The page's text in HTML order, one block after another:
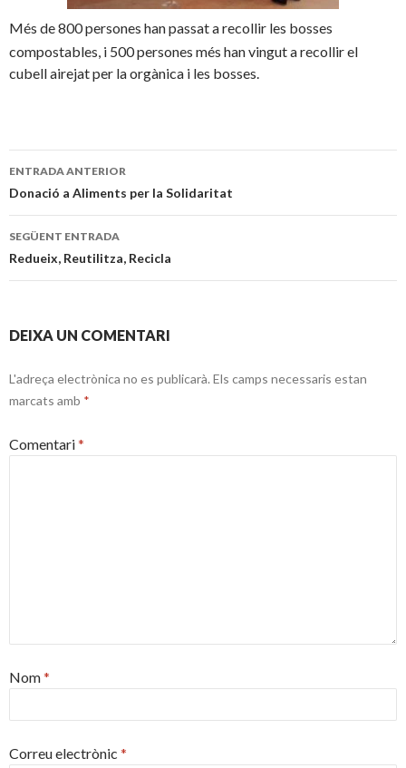
Més de 800 persones han passat a recollir les bosses
compostables, i 500 persones més han vingut a recollir el
cubell airejat per la orgànica i les bosses.
Navegació
per
les
entrades
ENTRADA ANTERIOR
Donació a Aliments per la Solidaritat
SEGÜENT ENTRADA
Redueix, Reutilitza, Recicla
DEIXA UN COMENTARI
L'adreça electrònica no es publicarà. Els camps necessaris estan
marcats amb *
Comentari*
Nom*
Correu electrònic *